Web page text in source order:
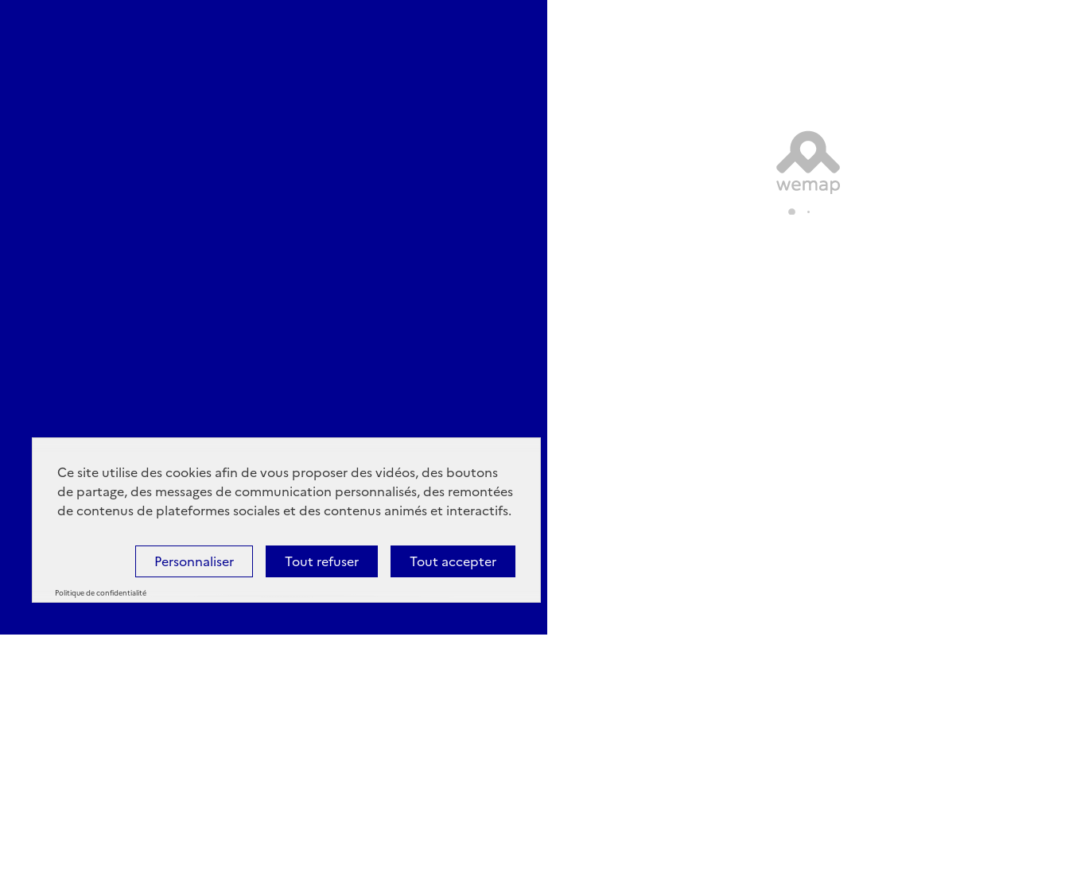
Ce site utilise des cookies afin de vous proposer des vidéos, des boutons
de partage, des messages de communication personnalisés, des remontées
de contenus de plateformes sociales et des contenus animés et interactifs.
Tout accepter
Tout refuser
Personnaliser
Politique de confidentialité